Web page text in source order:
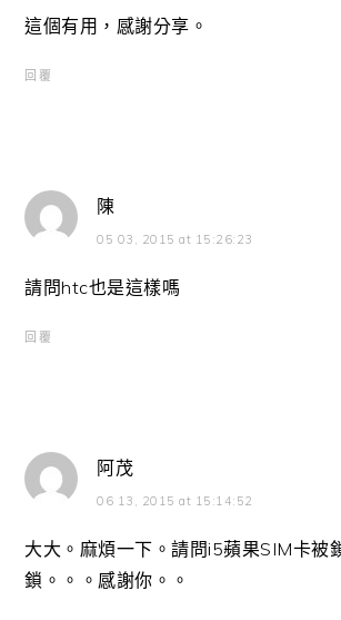
這個有用，感謝分享。
回覆
陳
05 03, 2015 at 15:26:23
請問htc也是這樣嗎
回覆
阿茂
06 13, 2015 at 15:14:52
大大。麻煩一下。請問i5蘋果SIM卡被
鎖。。。感謝你。。